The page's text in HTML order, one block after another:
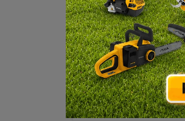
Produžni kabel –
motalica COMMEL
mm 3×2.5 50m
GG/J
183,90€
DODAJ U